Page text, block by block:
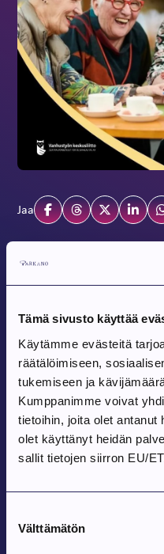
Tämä sivusto käyttää
Käytämme evästeitä
räätälöimiseen,
tukemiseen ja
Kumppanimme voivat
tietoihin, joita olet antanut
olet käyttänyt heidän
sallit tietojen siirron EU/
valinta
Välttämätön
Jaa
Tulevat
8.8.2026
Tanssit
Kovesjoen kylätalo,
Tapahtuma alkaa:
9.8.2026
Pohjois-Parkanon Kylätalo